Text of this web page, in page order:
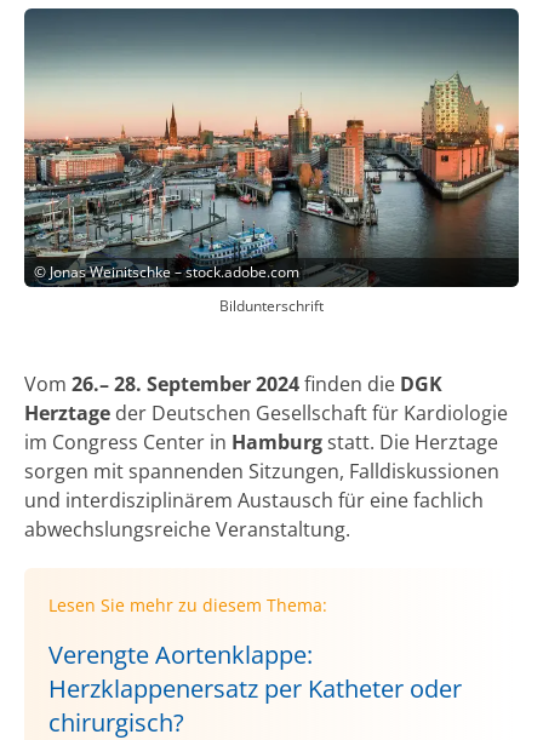
©Jonas Weinitschke – stock.adobe.com
Bildunterschrift
Vom 26.– 28. September 2024finden die DGK
Herztage der Deutschen Gesellschaft für Kardiologie
im Congress Center in Hamburgstatt. Die Herztage
sorgen mit spannenden Sitzungen, Falldiskussionen
und interdisziplinärem Austausch für eine fachlich
abwechslungsreiche Veranstaltung.
Lesen Sie mehr zu diesem Thema:
Verengte Aortenklappe:
Herzklappenersatz per Katheter oder
chirurgisch?